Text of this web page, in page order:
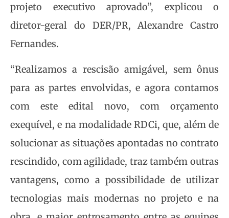
projeto executivo aprovado”, explicou o
diretor-geral do DER/PR, Alexandre Castro
Fernandes.
“Realizamos a rescisão amigável, sem ônus
para as partes envolvidas, e agora contamos
com este edital novo, com orçamento
exequível, e na modalidade RDCi, que, além de
solucionar as situações apontadas no contrato
rescindido, com agilidade, traz também outras
vantagens, como a possibilidade de utilizar
tecnologias mais modernas no projeto e na